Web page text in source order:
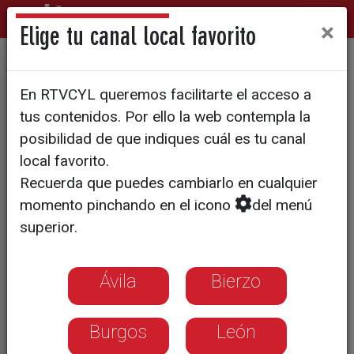
Las consecuencias de la
tormenta
Elige tu canal local favorito ×
En RTVCYL queremos facilitarte el acceso a
tus contenidos. Por ello la web contempla la
posibilidad de que indiques cuál es tu canal
local favorito.
Recuerda que puedes cambiarlo en cualquier
momento pinchando en el icono
del menú
superior.
Ávila Bierzo
Burgos León